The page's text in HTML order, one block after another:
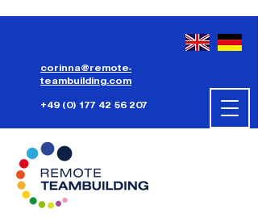
corinna@remote-
teambuilding.com
+49 (0) 177 42 56 207